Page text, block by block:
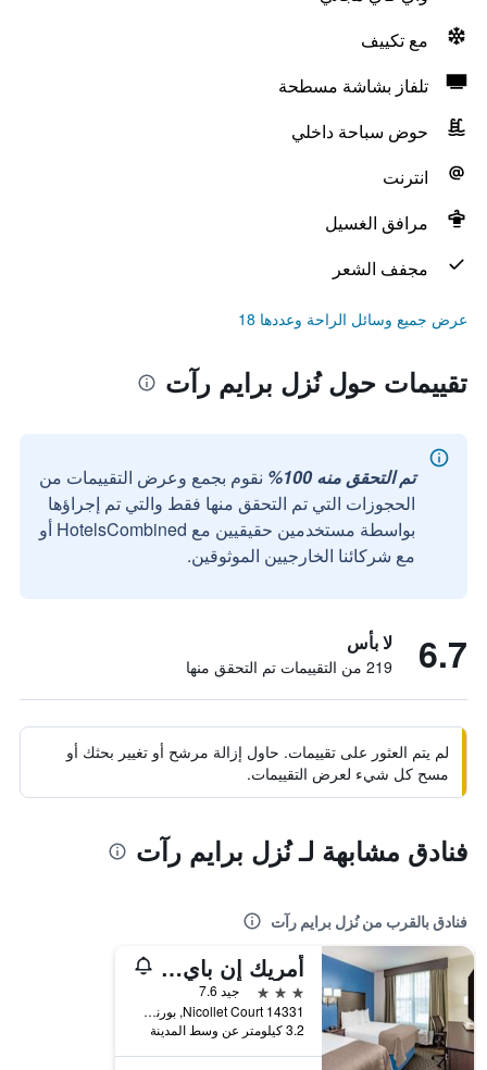
مع تكييف
تلفاز بشاشة مسطحة
حوض سباحة داخلي
انترنت
مرافق الغسيل
مجفف الشعر
عرض جميع وسائل الراحة وعددها 18
تقييمات حول نُزل برايم رآت
تم التحقق منه 100%
نقوم بجمع وعرض التقييمات من
الحجوزات التي تم التحقق منها فقط والتي تم إجراؤها
بواسطة مستخدمين حقيقيين مع HotelsCombined أو
مع شركائنا الخارجيين الموثوقين.
6.7 لا بأس
219 من التقييمات تم التحقق منها
لم يتم العثور على تقييمات. حاول إزالة مرشح أو تغيير بحثك أو
مسح كل شيء لعرض التقييمات.
فنادق مشابهة لـ نُزل برايم رآت
فنادق بالقرب من نُزل برايم رآت
أمريك إن باي ويندام بورنسفيل
3 نجوم
جيد 7.6
14331 Nicollet Court, بورنسفيل, MN, الولايات المتحدة الأميريكية
3.2 كيلومتر عن وسط المدينة